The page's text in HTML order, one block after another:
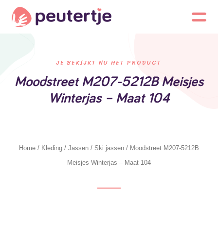
JE BEKIJKT NU HET PRODUCT
Moodstreet M207-5212B Meisjes
Winterjas – Maat 104
Home / Kleding / Jassen / Ski jassen / Moodstreet M207-5212B
Meisjes Winterjas – Maat 104